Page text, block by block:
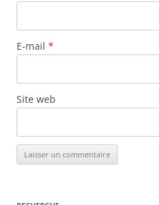
E-mail *
Site web